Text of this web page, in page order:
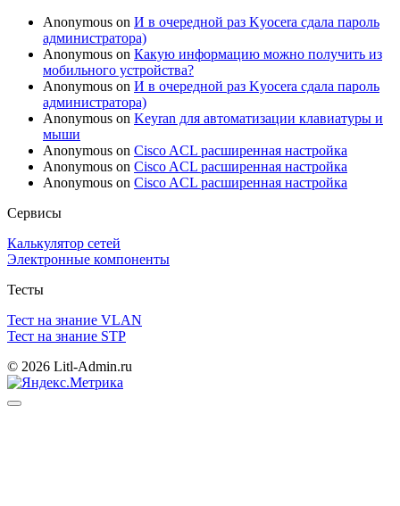
Anonymous on И в очередной раз Kyocera сдала пароль
администратора)
Anonymous on Какую информацию можно получить из
мобильного устройства?
Anonymous on И в очередной раз Kyocera сдала пароль
администратора)
Anonymous on Keyran для автоматизации клавиатуры и
мыши
Anonymous on Cisco ACL расширенная настройка
Anonymous on Cisco ACL расширенная настройка
Anonymous on Cisco ACL расширенная настройка
Сервисы
Калькулятор сетей
Электронные компоненты
Тесты
Тест на знание VLAN
Тест на знание STP
© 2026 Litl-Admin.ru